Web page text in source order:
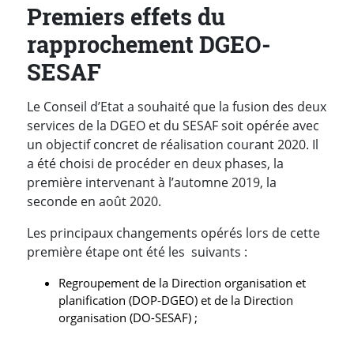
Premiers effets du
rapprochement DGEO-
SESAF
Le Conseil d’Etat a souhaité que la fusion des deux
services de la DGEO et du SESAF soit opérée avec
un objectif concret de réalisation courant 2020. Il
a été choisi de procéder en deux phases, la
première intervenant à l’automne 2019, la
seconde en août 2020.
Les principaux changements opérés lors de cette
première étape ont été les suivants :
Regroupement de la Direction organisation et
planification (DOP-DGEO) et de la Direction
organisation (DO-SESAF) ;